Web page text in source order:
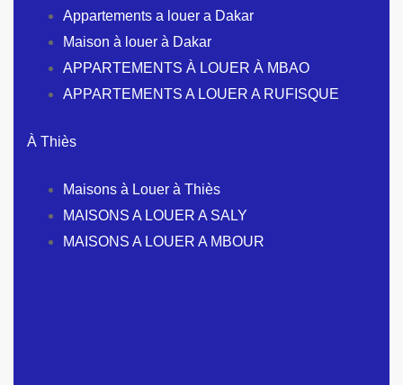
Appartements a louer a Dakar
Maison à louer à Dakar
APPARTEMENTS À LOUER À MBAO
APPARTEMENTS A LOUER A RUFISQUE
À Thiès
Maisons à Louer à Thiès
MAISONS A LOUER A SALY
MAISONS A LOUER A MBOUR